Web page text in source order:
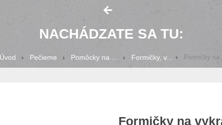
NACHÁDZATE SA TU:
Pečieme Pomôcky na ... Formičky, v... Formičky
Formičky na